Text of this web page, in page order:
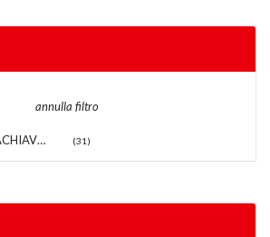
annulla filtro
BACHECA - PORTACHIAVI - LUCCHETTI (31)